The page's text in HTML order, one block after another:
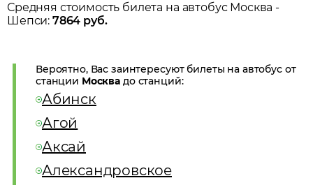
Средняя стоимость билета на автобус Москва -
Шепси: 7864 руб.
Вероятно, Вас заинтересуют билеты на автобус от
станции Москва до станций:
Абинск
Агой
Аксай
Александровское